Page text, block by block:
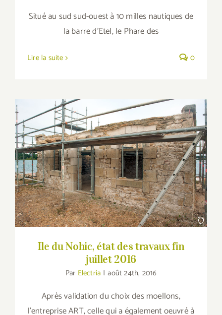
Situé au sud sud-ouest à 10 milles nautiques de
la barre d'Etel, le Phare des
Lire la suite 0
Ile du Nohic, état des travaux fin juillet
2016
Ile du Nohic, état des travaux fin
juillet 2016
Par Electria | août 24th, 2016
Après validation du choix des moellons,
l'entreprise ART, celle qui a également oeuvré à